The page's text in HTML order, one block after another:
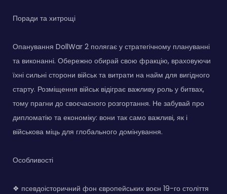
Поради та хитрощі
Опанування DollWar 2 полягає у стратегічному плануванні
та виконанні. Обережно обирай свою фракцію, враховуючи
їхні сильні сторони військ та витрати на найм для вигідного
старту. Розміщення військ відіграє важливу роль у битвах,
тому прагни до своєчасного розгортання. Не забувай про
дипломатію та економіку: вони так само важливі, як і
військова міць для глобального домінування.
Особливості
❖ псевдоісторичний фон європейських воєн 19-го століття